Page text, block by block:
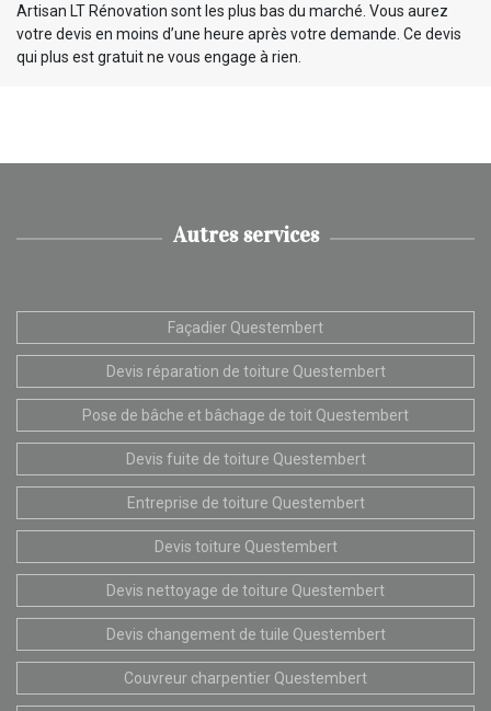
Artisan LT Rénovation sont les plus bas du marché. Vous aurez
votre devis en moins d’une heure après votre demande. Ce devis
qui plus est gratuit ne vous engage à rien.
Autres services
Façadier Questembert
Devis réparation de toiture Questembert
Pose de bâche et bâchage de toit Questembert
Devis fuite de toiture Questembert
Entreprise de toiture Questembert
Devis toiture Questembert
Devis nettoyage de toiture Questembert
Devis changement de tuile Questembert
Couvreur charpentier Questembert